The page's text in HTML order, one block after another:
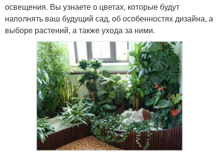
освещения. Вы узнаете о цветах, которые будут
наполнять ваш будущий сад, об особенностях дизайна, а
выборе растений, а также ухода за ними.